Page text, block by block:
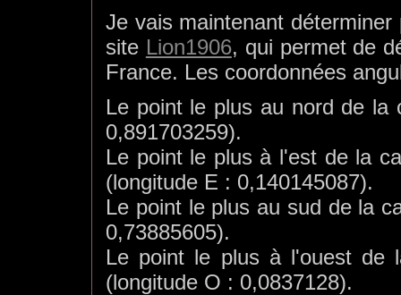
Je vais maintenant
site Lion1906, qui permet de
France. Les coordonnées
Le point le plus au nord de
0,891703259).
Le point le plus à l'est de la
(longitude E : 0,140145087).
Le point le plus au sud de la
0,73885605).
Le point le plus à l'ouest de
(longitude O : 0,0837128).